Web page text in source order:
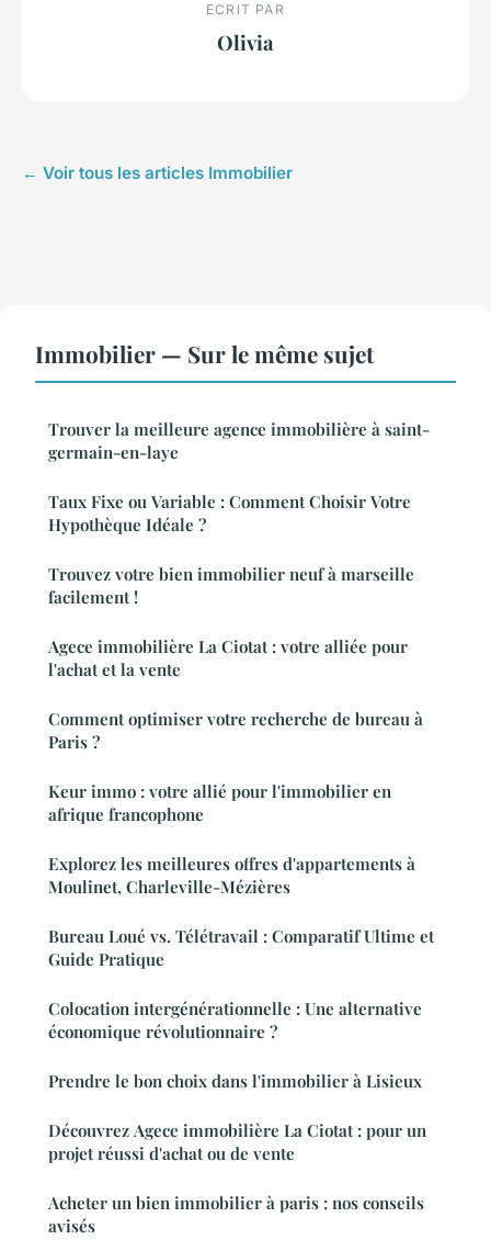
ECRIT PAR
Olivia
← Voir tous les articles Immobilier
Immobilier — Sur le même sujet
Trouver la meilleure agence immobilière à saint-
germain-en-laye
Taux Fixe ou Variable : Comment Choisir Votre
Hypothèque Idéale ?
Trouvez votre bien immobilier neuf à marseille
facilement !
Agece immobilière La Ciotat : votre alliée pour
l'achat et la vente
Comment optimiser votre recherche de bureau à
Paris ?
Keur immo : votre allié pour l'immobilier en
afrique francophone
Explorez les meilleures offres d'appartements à
Moulinet, Charleville-Mézières
Bureau Loué vs. Télétravail : Comparatif Ultime et
Guide Pratique
Colocation intergénérationnelle : Une alternative
économique révolutionnaire ?
Prendre le bon choix dans l'immobilier à Lisieux
Découvrez Agece immobilière La Ciotat : pour un
projet réussi d'achat ou de vente
Acheter un bien immobilier à paris : nos conseils
avisés